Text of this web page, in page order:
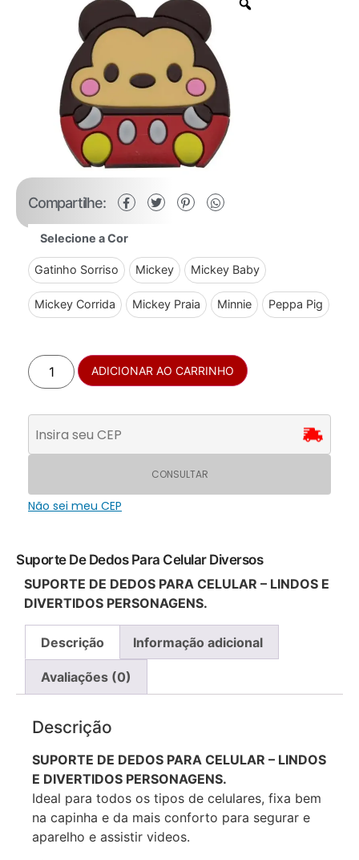
Suporte De Dedos Para Celular Diversos
SUPORTE DE DEDOS PARA CELULAR – LINDOS E
DIVERTIDOS PERSONAGENS.
Descrição Informação adicional
Avaliações (0)
Descrição
SUPORTE DE DEDOS PARA CELULAR – LINDOS
E DIVERTIDOS PERSONAGENS.
Ideal para todos os tipos de celulares, fixa bem
na capinha e da mais conforto para segurar e
aparelho e assistir videos.
Compartilhe:
Selecione a Cor
Gatinho Sorriso Mickey Mickey Baby
Mickey Corrida Mickey Praia Minnie Peppa Pig
ADICIONAR AO CARRINHO
CONSULTAR
Não sei meu CEP